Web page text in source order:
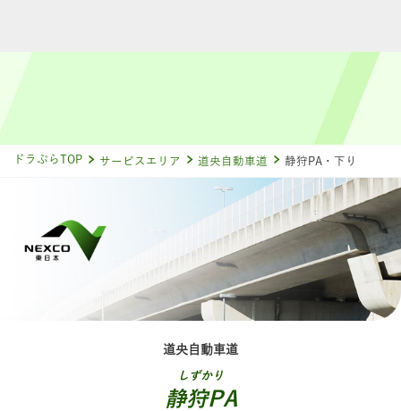
ドラぷらTOP サービスエリア 道央自動車道 静狩PA・下り
道央自動車道
しずかり
静狩PA